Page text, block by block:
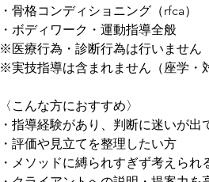
・骨格コンディショニング（rfca）
・ボディワーク・運動指導全般
※医療行為・診断行為は行いません
※実技指導は含まれません（座学・
〈こんな方におすすめ〉
・指導経験があり、判断に迷いが出
・評価や見立てを整理したい方
・メソッドに縛られすぎず考えられ